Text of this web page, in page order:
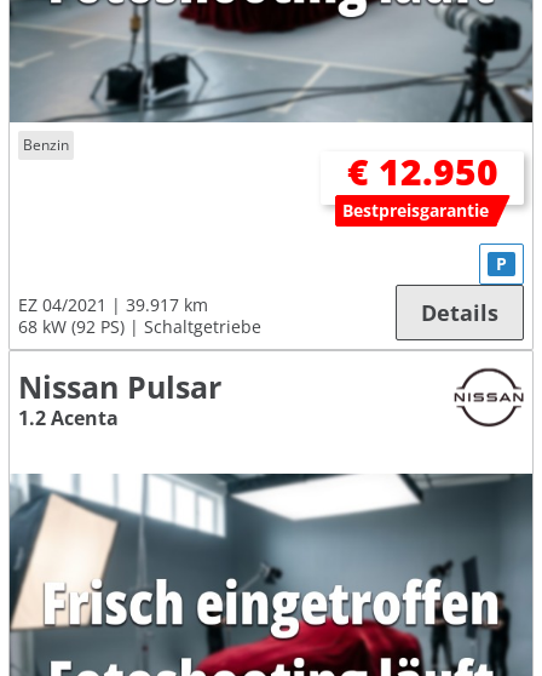
Benzin
€ 12.950
Bestpreisgarantie
EZ 04/2021
39.917 km
68 kW (92 PS)
Schaltgetriebe
P
Details
Nissan Pulsar
1.2 Acenta